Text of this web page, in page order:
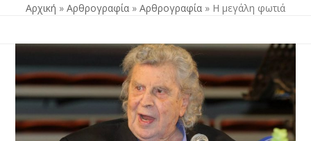
Αρχική » Αρθρογραφία » Αρθρογραφία » Η μεγάλη φωτιά